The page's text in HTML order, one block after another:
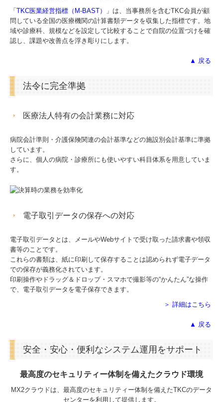
「 TKC医業経営指標（M-BAST）
」は、当事務所を含むTKC会員が顧
問している全国の医療機関の計算書類データを収集した指標です。地
域や診療科、規模などを設定して比較することで自院の位置づけを確
認し、課題や改善点を浮き彫りにします。
▲ 戻る
法令に完全準拠
医療法人特有の会計業務に対応
病院会計準則・介護保険関連の会計基準などの施設別会計基準に準拠
しています。
さらに、個人の病院・診療所にも使いやすい科目体系を用意していま
す。
電子取引データの保存への対応
電子取引データとは、メールやWebサイトで受け取った請求書や領収
書等のことです。
これらの書類は、紙に印刷して保存することは認められず電子データ
での保存が義務化されています。
印刷操作やドラッグ＆ドロップ・スマホで撮影等の“かんたん”な操作
で、電子取引データを電子保存できます。
＞ 詳細はこちら
▲ 戻る
安全・安心・便利なシステム運用をサポート
最高度のセキュリティー体制を備えたクラウド環境
MX2クラウドは、最高度のセキュリティー体制を備えたTKCのデータ
センターを利用して提供します。